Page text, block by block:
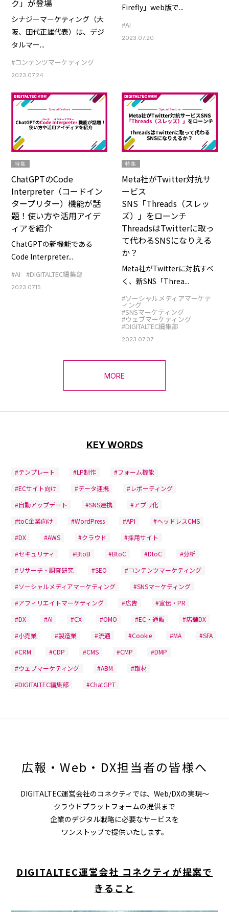
ク」が登場
シナジーマーケティング（大
阪、田代正雄代表）は、デジ
タルマー...
#コンテンツマーケティング
2023.07.24
Firefly」web版で...
#AI
2023.07.20
特集
ChatGPTのCode
Interpreter（コードイン
タープリター）機能が話
題！使い方や活用アイデ
ィアを紹介
ChatGPTの新機能である
Code Interpreter...
#AI #DIGITALTEC編集部
2023.07.15
特集
Meta社がTwitter対抗サ
ービス
SNS「Threads（スレッ
ズ）」をローンチ
ThreadsはTwitterに取っ
て代わるSNSになりえる
か？
Meta社がTwitterに対抗すべ
く、新SNS「Threa...
#ソーシャルメディアマーケテ
ィング
#SNSマーケティング
#ウェブマーケティング
#DIGITALTEC編集部
2023.07.07
MORE
KEY WORDS
#テンプレート #LP制作
#フォーム機能
#ECサイト向け
#データ連携
#レポーティング
#自動アップデート
#SNS連携
#アプリ化
#toC企業向け
#WordPress #API
#ヘッドレスCMS
#DX
#AWS #クラウド
#採用サイト
#セキュリティ
#BtoB #BtoC #DtoC
#分析
#リサーチ・調査研究
#SEO
#コンテンツマーケティング
#ソーシャルメディアマーケティング
#SNSマーケティング
#アフィリエイトマーケティング
#広告
#宣伝・PR
#DX
#AI #CX #OMO #EC・通販
#店舗DX
#小売業
#製造業 #流通 #Cookie #MA
#SFA
#CRM
#CDP #CMS #CMP
#DMP
#ウェブマーケティング
#ABM
#取材
#DIGITALTEC編集部
#ChatGPT
広報・Web・DX担当者の皆様へ
DIGITALTEC運営会社のコネクティでは、Web/DXの実現～
クラウドプラットフォームの提供まで
企業のデジタル戦略に必要なサービスを
ワンストップで提供いたします。
DIGITALTEC運営会社 コネクティが提案で
きること